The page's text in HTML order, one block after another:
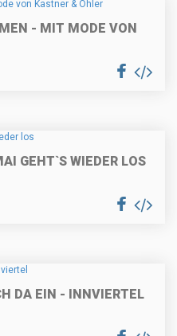
- MIT MODE VON
GEHT`S WIEDER LOS
DA EIN - INNVIERTEL